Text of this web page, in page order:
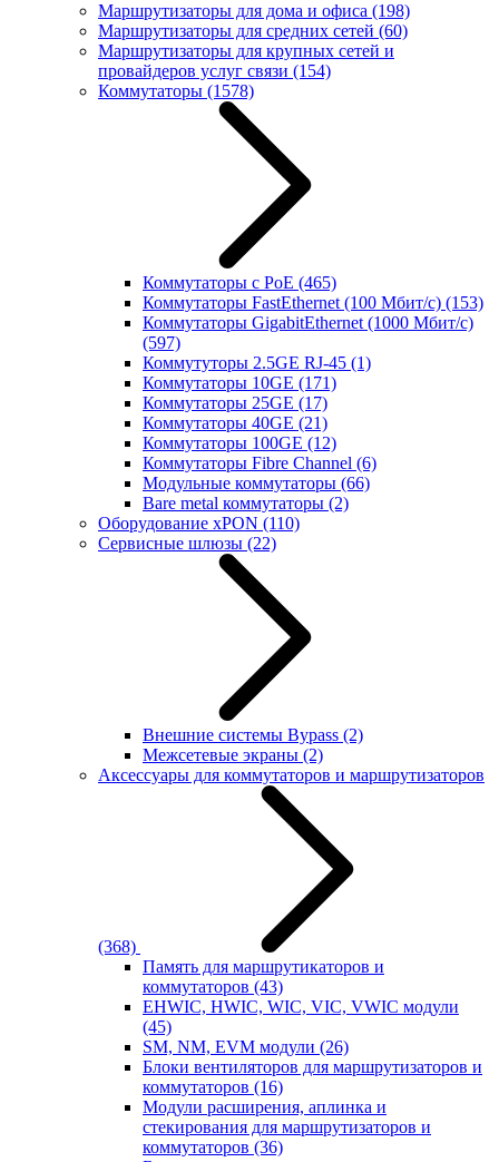
Маршрутизаторы для дома и офиса (198)
Маршрутизаторы для средних сетей (60)
Маршрутизаторы для крупных сетей и
провайдеров услуг связи (154)
Коммутаторы (1578)
Коммутаторы с PoE (465)
Коммутаторы FastEthernet (100 Мбит/с) (153)
Коммутаторы GigabitEthernet (1000 Мбит/с)
(597)
Коммутуторы 2.5GE RJ-45 (1)
Коммутаторы 10GE (171)
Коммутаторы 25GE (17)
Коммутаторы 40GE (21)
Коммутаторы 100GE (12)
Коммутаторы Fibre Channel (6)
Модульные коммутаторы (66)
Bare metal коммутаторы (2)
Оборудование xPON (110)
Сервисные шлюзы (22)
Внешние системы Bypass (2)
Межсетевые экраны (2)
Аксессуары для коммутаторов и маршрутизаторов
(368)
Память для маршрутикаторов и
коммутаторов (43)
EHWIC, HWIC, WIC, VIC, VWIC модули
(45)
SM, NM, EVM модули (26)
Блоки вентиляторов для маршрутизаторов и
коммутаторов (16)
Модули расширения, аплинка и
стекирования для маршрутизаторов и
коммутаторов (36)